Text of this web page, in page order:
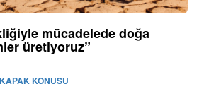
mücadelede doğa
üretiyoruz”
KONUSU